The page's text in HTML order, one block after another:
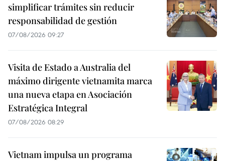
simplificar trámites sin reducir
responsabilidad de gestión
07/08/2026 09:27
Visita de Estado a Australia del
máximo dirigente vietnamita marca
una nueva etapa en Asociación
Estratégica Integral
07/08/2026 08:29
Vietnam impulsa un programa